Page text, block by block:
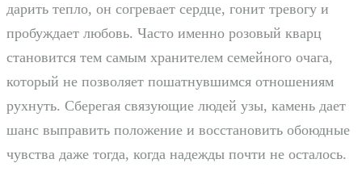
дарить тепло, он согревает сердце, гонит тревогу и
пробуждает любовь. Часто именно розовый кварц
становится тем самым хранителем семейного очага,
который не позволяет пошатнувшимся отношениям
рухнуть. Сберегая связующие людей узы, камень дает
шанс выправить положение и восстановить обоюдные
чувства даже тогда, когда надежды почти не осталось.